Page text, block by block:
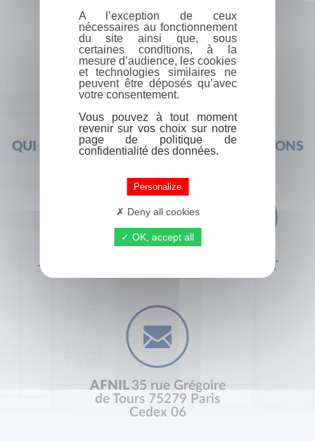
QUI SOMMES-NOUS ? FOIRE AUX QUESTIONS
+33 (0) 1 44 41 29 19 CONTACT
AFNIL 35 rue Grégoire
de Tours 75279 Paris
Cedex 06
A l’exception de ceux
nécessaires au fonctionnement
du site ainsi que, sous
certaines conditions, à la
mesure d’audience, les cookies
et technologies similaires ne
peuvent être déposés qu’avec
votre consentement.
Vous pouvez à tout moment
revenir sur vos choix sur notre
page de politique de
confidentialité des données.
Personalize
Deny all cookies
OK, accept all